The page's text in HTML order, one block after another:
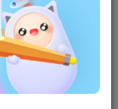
到很多不愿意被他
司的公用电脑上登
题，但有的时候